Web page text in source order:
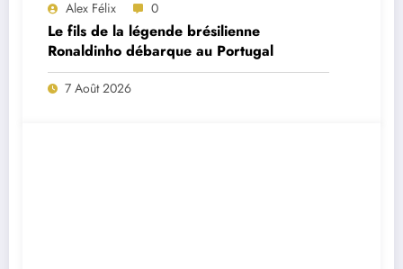
Alex Félix 0
Le fils de la légende brésilienne
Ronaldinho débarque au Portugal
7 Août 2026